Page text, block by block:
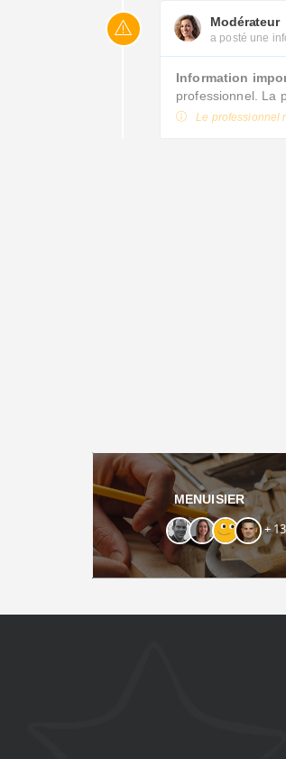
Modérateur
a posté une
Information
professionnel. La
Le professionnel
MENUISIER
+